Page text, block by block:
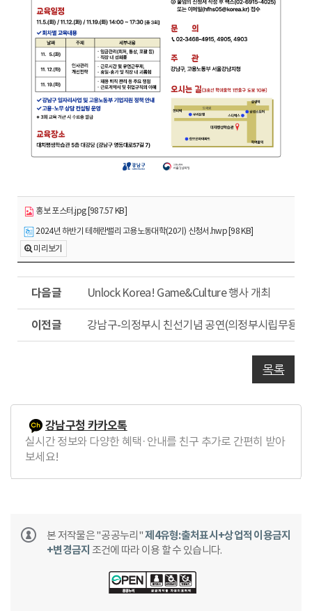
홍보 포스터.jpg [987.57 KB]
2024년 하반기 테헤란밸리 고용노동대학(20기) 신청서.hwp [98 KB]
미리보기
글
Unlock Korea! Game&Culture 행사 개최
글
강남구-의정부시 친선기념 공연(의정부시립무용
목록
강남구청 카카오톡
실시간 정보와 다양한 혜택·안내를 친구 추가로 간편히 받아
보세요!
본 저작물은 "공공누리"제4유형:출처표시+상업적 이용금지
+변경금지 조건에 따라 이용 할 수 있습니다.